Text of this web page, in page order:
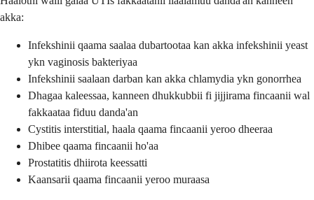
akka:
Infekshinii qaama saalaa dubartootaa kan akka infekshinii yeast
ykn vaginosis bakteriyaa
Infekshinii saalaan darban kan akka chlamydia ykn gonorrhea
Dhagaa kaleessaa, kanneen dhukkubbii fi jijjirama fincaanii wal
fakkaataa fiduu danda'an
Cystitis interstitial, haala qaama fincaanii yeroo dheeraa
Dhibee qaama fincaanii ho'aa
Prostatitis dhiirota keessatti
Kaansarii qaama fincaanii yeroo muraasa